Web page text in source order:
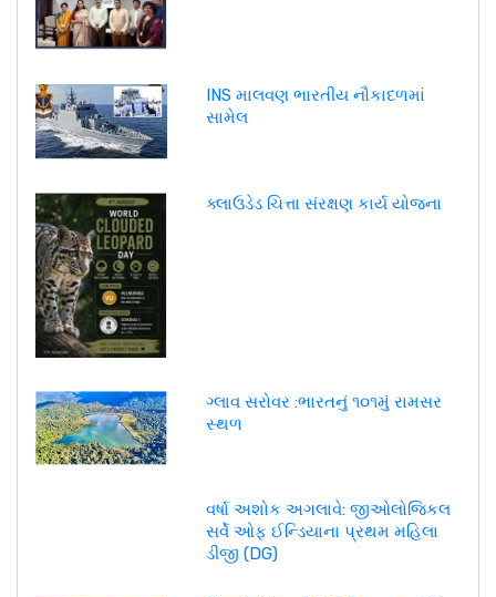
INS માલવણ ભારતીય નૌકાદળમાં
સામેલ
ક્લાઉડેડ ચિત્તા સંરક્ષણ કાર્ય યોજના
ગ્લાવ સરોવર :ભારતનું ૧૦૧મું રામસર
સ્થળ
વર્ષા અશોક અગલાવે: જીઓલોજિકલ
સર્વે ઓફ ઈન્ડિયાના પ્રથમ મહિલા
ડીજી (DG)